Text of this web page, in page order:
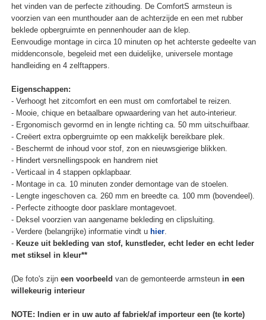
het vinden van de perfecte zithouding. De ComfortS armsteun is
voorzien van een munthouder aan de achterzijde en een met rubber
beklede opbergruimte en pennenhouder aan de klep.
Eenvoudige montage in circa 10 minuten op het achterste gedeelte van
middenconsole, begeleid met een duidelijke, universele montage
handleiding en 4 zelftappers.
Eigenschappen:
- Verhoogt het zitcomfort en een must om comfortabel te reizen.
- Mooie, chique en betaalbare opwaardering van het auto-interieur.
- Ergonomisch gevormd en in lengte richting ca. 50 mm uitschuifbaar.
- Creëert extra opbergruimte op een makkelijk bereikbare plek.
- Beschermt de inhoud voor stof, zon en nieuwsgierige blikken.
- Hindert versnellingspook en handrem niet
- Verticaal in 4 stappen opklapbaar.
- Montage in ca. 10 minuten zonder demontage van de stoelen.
- Lengte ingeschoven ca. 260 mm en breedte ca. 100 mm (bovendeel).
- Perfecte zithoogte door pasklare montagevoet.
- Deksel voorzien van aangename bekleding en clipsluiting.
- Verdere (belangrijke) informatie vindt u hier.
- Keuze uit bekleding van stof, kunstleder, echt leder en echt leder
met stiksel in kleur**
(De foto's zijn een voorbeeld van de gemonteerde armsteun in een
willekeurig interieur
NOTE: Indien er in uw auto af fabriek/af importeur een (te korte)